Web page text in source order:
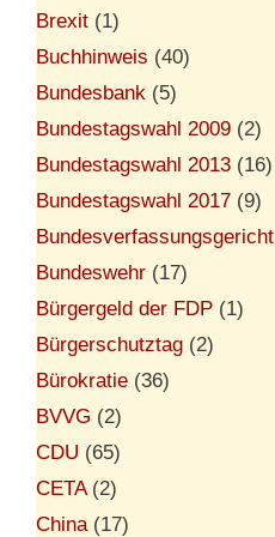
Brexit (1)
Buchhinweis (40)
Bundesbank (5)
Bundestagswahl 2009 (2)
Bundestagswahl 2013 (16)
Bundestagswahl 2017 (9)
Bundesverfassungsgericht
Bundeswehr (17)
Bürgergeld der FDP (1)
Bürgerschutztag (2)
Bürokratie (36)
BVVG (2)
CDU (65)
CETA(2)
China(17)